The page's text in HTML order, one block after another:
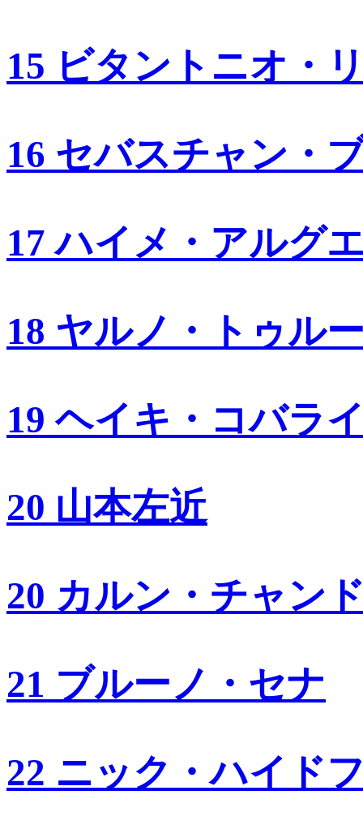
15 ビタントニオ・
16 セバスチャン・
17 ハイメ・アルグ
18 ヤルノ・トゥル
19 ヘイキ・コバラ
20 山本左近
20 カルン・チャン
21 ブルーノ・セナ
22 ニック・ハイド